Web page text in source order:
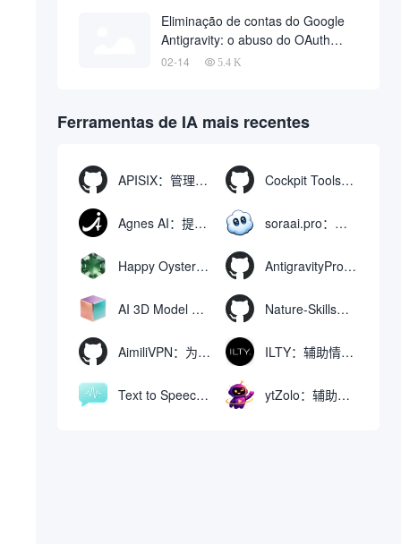
Eliminação de contas do Google
Antigravity: o abuso do OAuth
desencadeia uma onda de
02-14 5.4 K
Ferramentas de IA mais recentes
APISIX：管理和代理API及大模型流量的高性能网关 Cockpit Tools：管理多个AI编程IDE账号与配置多开独立实例的本地桌面应用
Agnes AI：提供全模态模型免费API、支持图文视频生成与复杂工程执行的智能体平台 soraai.pro：支持多模型文字转视频和图像生成的在线创作工具
Happy Oyster AI：生成可交互式3D虚拟世界与视频的大模型 AntigravityProxyLauncher：免TUN全局代理使用Antigravity IDE
AI 3D Model Generator：通过文本和图像快速生成3D模型的在线工具 Nature-Skills：辅助撰写学术论文和绘制科研图表的智能体插件
AimiliVPN：为Linux提供纯净出站家庭IP的VPN代理网关 ILTY：辅助情绪疏导与提供行动建议的AI陪伴工具
Text to Speech AI：支持多说话人与情感控制的文字转语音工具 ytZolo：辅助创建和优化YouTube视频内容的生成工具